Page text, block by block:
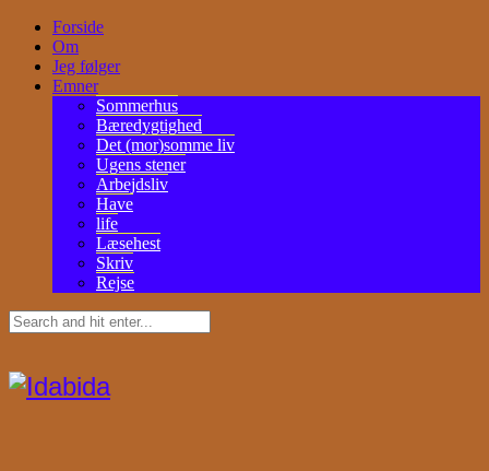
Forside
Om
Jeg følger
Emner
Sommerhus
Bæredygtighed
Det (mor)somme liv
Ugens stener
Arbejdsliv
Have
life
Læsehest
Skriv
Rejse